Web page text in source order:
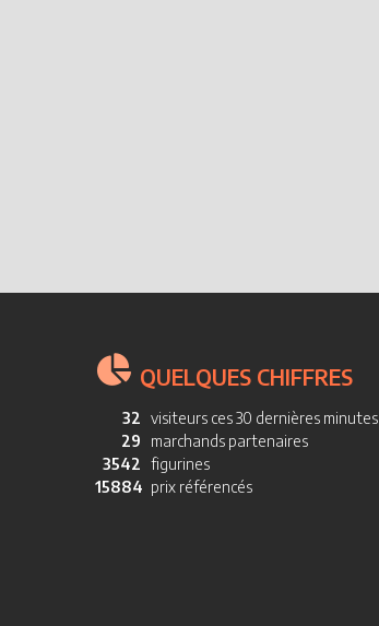
QUELQUES CHIFFRES
32 visiteurs ces 30 dernières minutes
29
marchands partenaires
3542 figurines
15884 prix référencés